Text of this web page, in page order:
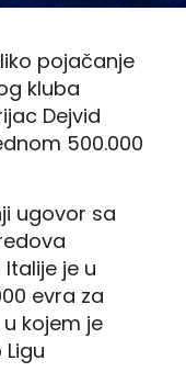
pojačanje
kluba
Dejvid
500.000
ugovor sa
je u
evra za
kojem je